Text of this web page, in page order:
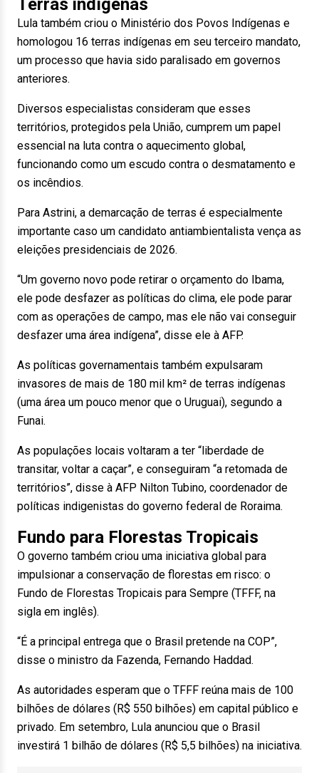
Terras indígenas
Lula também criou o Ministério dos Povos Indígenas e
homologou 16 terras indígenas em seu terceiro mandato,
um processo que havia sido paralisado em governos
anteriores.
Diversos especialistas consideram que esses
territórios, protegidos pela União, cumprem um papel
essencial na luta contra o aquecimento global,
funcionando como um escudo contra o desmatamento e
os incêndios.
Para Astrini, a demarcação de terras é especialmente
importante caso um candidato antiambientalista vença as
eleições presidenciais de 2026.
“Um governo novo pode retirar o orçamento do Ibama,
ele pode desfazer as políticas do clima, ele pode parar
com as operações de campo, mas ele não vai conseguir
desfazer uma área indígena”, disse ele à AFP.
As políticas governamentais também expulsaram
invasores de mais de 180 mil km² de terras indígenas
(uma área um pouco menor que o Uruguai), segundo a
Funai.
As populações locais voltaram a ter “liberdade de
transitar, voltar a caçar”, e conseguiram “a retomada de
territórios”, disse à AFP Nilton Tubino, coordenador de
políticas indigenistas do governo federal de Roraima.
Fundo para Florestas Tropicais
O governo também criou uma iniciativa global para
impulsionar a conservação de florestas em risco: o
Fundo de Florestas Tropicais para Sempre (TFFF, na
sigla em inglês).
“É a principal entrega que o Brasil pretende na COP”,
disse o ministro da Fazenda, Fernando Haddad.
As autoridades esperam que o TFFF reúna mais de 100
bilhões de dólares (R$ 550 bilhões) em capital público e
privado. Em setembro, Lula anunciou que o Brasil
investirá 1 bilhão de dólares (R$ 5,5 bilhões) na iniciativa.